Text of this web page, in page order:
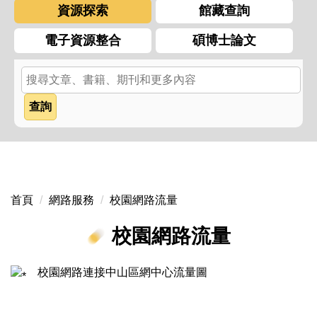
資源探索 館藏查詢
電子資源整合 碩博士論文
首頁 網路服務 校園網路流量
校園網路流量
校園網路連接中山區網中心流量圖